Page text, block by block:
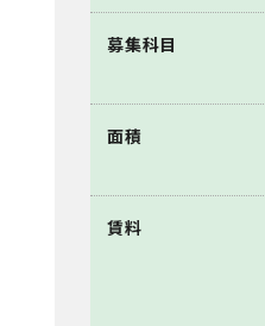
募集科目
面積
賃料